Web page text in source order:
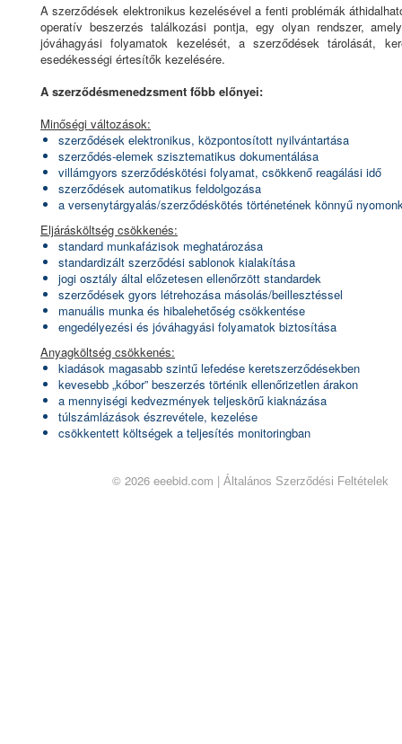
A szerződések elektronikus kezelésével a fenti problémák
operatív beszerzés találkozási pontja, egy olyan rendszer,
jóváhagyási folyamatok kezelését, a szerződések tárolását,
esedékességi értesítők kezelésére.
A szerződésmenedzsment főbb előnyei:
Minőségi változások:
szerződések elektronikus, központosított nyilvántartása
szerződés-elemek szisztematikus dokumentálása
villámgyors szerződéskötési folyamat, csökkenő reagálási idő
szerződések automatikus feldolgozása
a versenytárgyalás/szerződéskötés történetének könnyű
Eljárásköltség csökkenés:
standard munkafázisok meghatározása
standardizált szerződési sablonok kialakítása
jogi osztály által előzetesen ellenőrzött standardek
szerződések gyors létrehozása másolás/beillesztéssel
manuális munka és hibalehetőség csökkentése
engedélyezési és jóváhagyási folyamatok biztosítása
Anyagköltség csökkenés:
kiadások magasabb szintű lefedése keretszerződésekben
kevesebb „kóbor” beszerzés történik ellenőrizetlen árakon
a mennyiségi kedvezmények teljeskörű kiaknázása
túlszámlázások észrevétele, kezelése
csökkentett költségek a teljesítés monitoringban
© 2026 eeebid.com | Általános Szerződési Feltételek